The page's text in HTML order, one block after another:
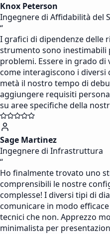
Knox Peterson
Ingegnere di Affidabilità del
“
I grafici di dipendenze delle
strumento sono inestimabili
problemi. Essere in grado
come interagiscono i
metà il nostro tempo di
aggiungere requisiti
su aree specifiche della
Sage Martinez
Ingegnere di Infrastruttura
“
Ho finalmente trovato uno
comprensibili le nostre
complesse! I diversi tipi di
comunicare in modo
tecnici che non. Apprezzo
minimalista per